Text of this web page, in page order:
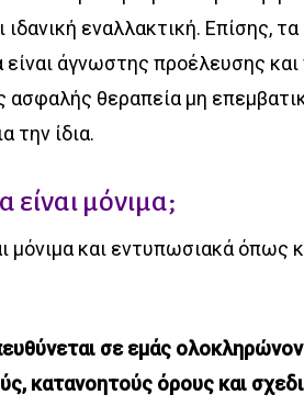
ιδανική εναλλακτική. Επίσης,
είναι άγνωστης προέλευσης
ασφαλής θεραπεία μη
την ίδια.
μόνιμα;
μόνιμα και εντυπωσιακά όπως
σε εμάς
κατανοητούς όρους και